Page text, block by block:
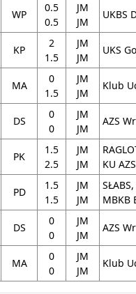
WP
0.5
0.5
JM
JM
UKBS
KP
2
1.5
JM
JM
UKS
MA
0
1.5
JM
JM
DS
0
0
JM
JM
AZS
PK
1.5
2.5
JM
JM
KU AZS
PD
1.5
1.5
JM
JM
MBKB
DS
0
0
JM
JM
AZS
MA
0
0
JM
JM